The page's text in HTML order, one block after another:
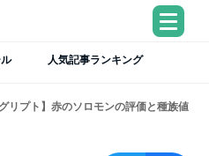
人気記事ランキング
グリプト】赤のソロモンの評価と種族値